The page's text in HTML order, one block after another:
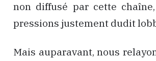
non diffusé par cette
pressions justement dudit
Mais auparavant, nous